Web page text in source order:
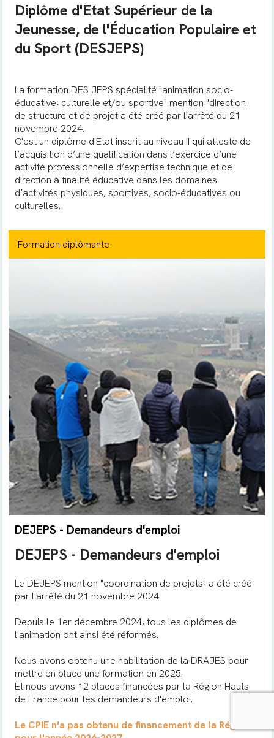
Diplôme d'Etat Supérieur de la
Jeunesse, de l'Éducation Populaire et
du Sport (DESJEPS)
La formation DES JEPS spécialité "animation socio-
éducative, culturelle et/ou sportive" mention "direction
de structure et de projet a été créé par l'arrêté du 21
novembre 2024.
C'est un diplôme d'Etat inscrit au niveau II qui atteste de
l’acquisition d’une qualification dans l’exercice d’une
activité professionnelle d’expertise technique et de
direction à finalité éducative dans les domaines
d’activités physiques, sportives, socio-éducatives ou
culturelles.
Formation diplômante
DEJEPS - Demandeurs d'emploi
DEJEPS - Demandeurs d'emploi
Le DEJEPS mention "coordination de projets" a été créé
par l'arrêté du 21 novembre 2024.
Depuis le 1er décembre 2024, tous les diplômes de
l'animation ont ainsi été réformés.
Nous avons obtenu une habilitation de la DRAJES pour
mettre en place une formation en 2025.
Et nous avons 12 places financées par la Région Hauts
de France pour les demandeurs d'emploi.
Le CPIE n'a pas obtenu de financement de la Région